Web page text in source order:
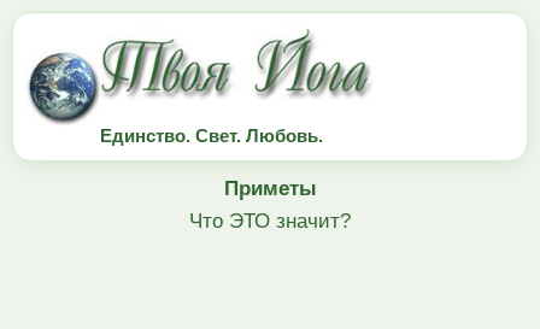
Единство. Свет. Любовь.
Приметы
Что ЭТО значит?